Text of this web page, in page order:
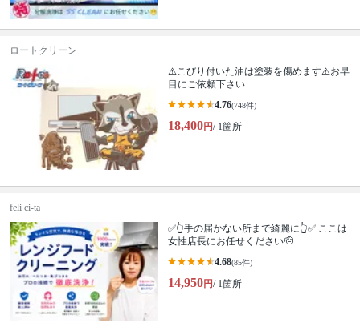
ロートクリーン
⚠️こびり付いた油は塗装を傷めます⚠️お早
目にご依頼下さい
4.76(748件)
18,400円/ 1箇所
feli ci-ta
✅👆手の届かない所まで綺麗に👆✅ ここは
女性店長にお任せください🫡
4.68(85件)
14,950円/ 1箇所